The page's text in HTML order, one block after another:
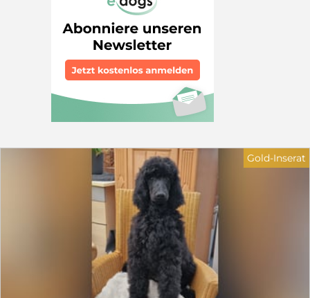
pflegeleicht. Auf meine Gesundheit und Pflege wird
viel Wert gelegt, habe alle notwendigen Impfungen
und werde regelmäßig entwurmt. Grundlegende
Gesundheits-/Genuntersuchungen sind vorhanden und
zeigen, dass ich frei bin von allen typischen
Pudelkrankheiten (u.a. Kniegelenks- und
Augenerkrankungen): Bescheinigung der
Zuchttauglichkeit -Patellaluxation (PL) -frei von
Laboklin getestet: - Degenerative Myelopatie -frei -
von-Willebrand- Erkrankung Typ I -frei - Neonatale
Retinaatrophie (rcd4 PRA) -frei (Alle Unterlagen
können eingesehen und Fotos zu Ergebnissen
erfolgreicher Verpaarungen zugeschickt werden.) Ich
wohne in Friedberg (Hessen) und freue mich auf Ihre
Kontaktaufnahme telefonisch unter der
Telefonnummer: 0157 39382465, per WhatsApp oder
über eine schriftliche Anfrage.
Gold-Inserat